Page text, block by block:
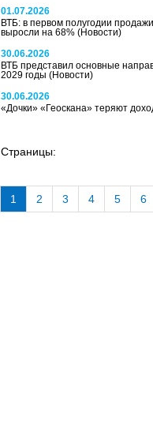
01.07.2026
ВТБ: в первом полугодии
выросли на 68% (Новости)
30.06.2026
ВТБ представил основные
2029 годы (Новости)
30.06.2026
«Дочки» «Геоскана» теряют
Страницы:
1 2 3 4 5 6